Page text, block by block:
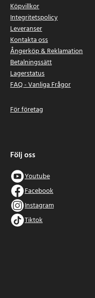
Köpvillkor
Integritetspolicy
Leveranser
Kontakta oss
Ångerköp & Reklamation
Betalningssätt
Lagerstatus
FAQ - Vanliga Frågor
För företag
Följ oss
Youtube
Facebook
Instagram
Tiktok